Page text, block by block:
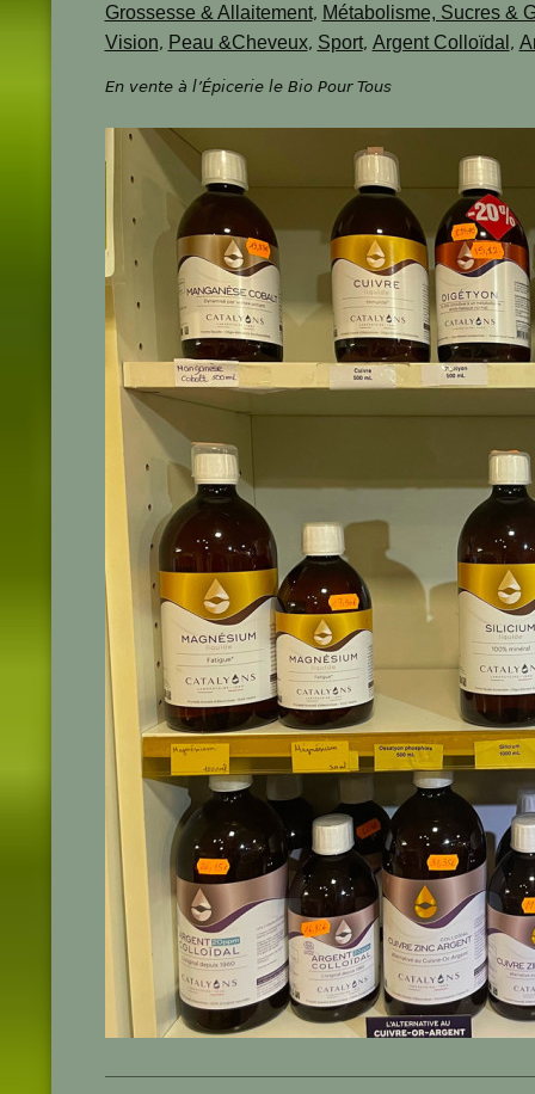
Grossesse & Allaitement, Métabolisme, Sucres &
Vision, Peau &Cheveux, Sport, Argent Colloïdal ,
En vente à l’Épicerie le Bio Pour Tous